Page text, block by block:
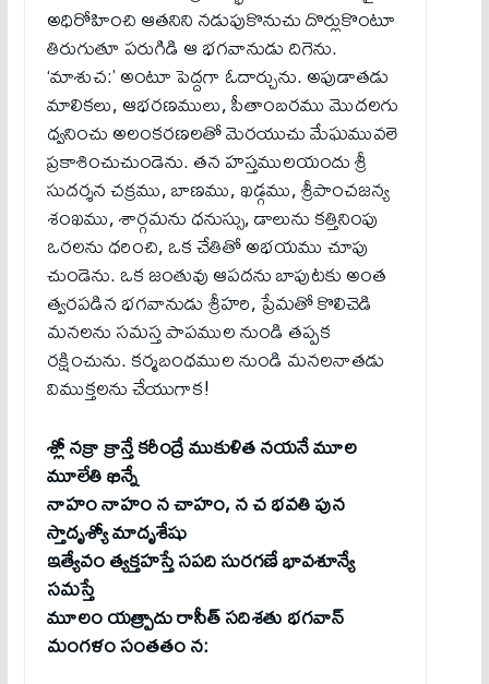
అధిరోహించి ఆతనిని నడుపుకొనుచు దొర్లుకొంటూ
తిరుగుతూ పరుగిడి ఆ భగవానుడు దిగెను.
‘మాశుచ:’ అంటూ పెద్దగా ఓదార్చును. అపుడాతడు
మాలికలు, ఆభరణములు, పీతాంబరము మొదలగు
ధ్వనించు అలంకరణలతో మెరయుచు మేఘమువలె
ప్రకాశించుచుండెను. తన హస్తములయందు శ్రీ
సుదర్శన చక్రము, బాణము, ఖడ్గము, శ్రీపాంచజన్య
శంఖము, శార్గమను ధనుస్సు, డాలును కత్తినింపు
ఒరలను ధరించి, ఒక చేతితో అభయము చూపు
చుండెను. ఒక జంతువు ఆపదను బాపుటకు అంత
త్వరపడిన భగవానుడు శ్రీహరి, ప్రేమతో కొలిచెడి
మనలను సమస్త పాపముల నుండి తప్పక
రక్షించును. కర్మబంధముల నుండి మనలనాతడు
విముక్తలను చేయుగాక!
శ్లో నక్రా క్రాన్తే కరీంద్రే ముకుళిత నయనే మూల
మూలేతి ఖిన్నే
నాహం నాహం న చాహం, న చ భవతి పున
స్తాదృశ్యో మాదృశేషు
ఇత్యేవం త్యక్తహస్తే సపది సురగణే భావశూన్యే
సమస్తే
మూలం యత్ప్రాదు రాసీత్ సదిశతు భగవాన్
మంగళం సంతతం న: